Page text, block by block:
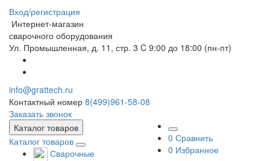
Вход/регистрация
Интернет-магазин
сварочного оборудования
Ул. Промышленная, д. 11, стр. 3 C 9:00 до 18:00 (пн-пт)
info@grattech.ru
Контактный номер 8(499)961-58-08
Заказать звонок
Каталог товаров
Каталог товаров
Сварочные
0 Сравнить
0 Избранное